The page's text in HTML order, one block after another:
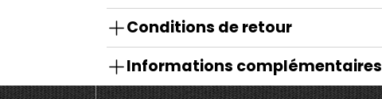
Conditions de retour
Informations complémentaires